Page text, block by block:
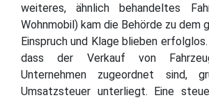
weiteres, ähnlich behandeltes
Wohnmobil) kam die Behörde zu dem
Einspruch und Klage blieben
dass der Verkauf von
Unternehmen zugeordnet sind,
Umsatzsteuer unterliegt. Eine